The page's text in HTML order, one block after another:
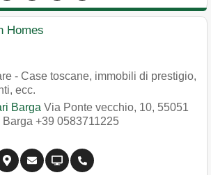
Homes
- Case toscane, immobili di prestigio,
ecc.
Barga Via Ponte vecchio, 10, 55051
Barga +39 0583711225